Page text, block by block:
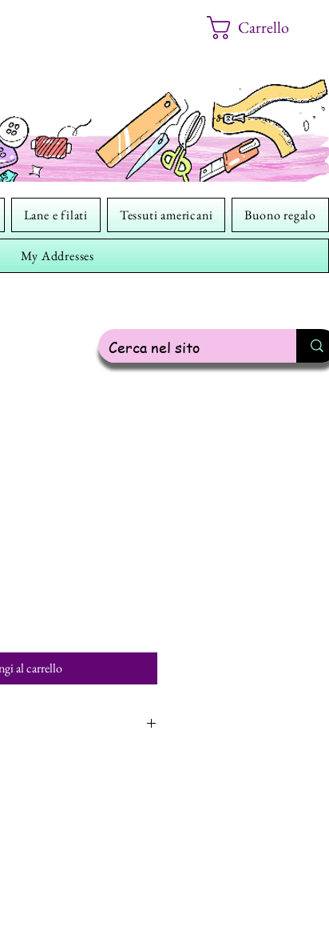
Carrello
Lane e filati Tessuti americani Buono regalo
My Addresses
al carrello